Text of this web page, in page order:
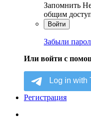
Запомнить
общим
Войти
Забыли
Или войти с
Регистрация